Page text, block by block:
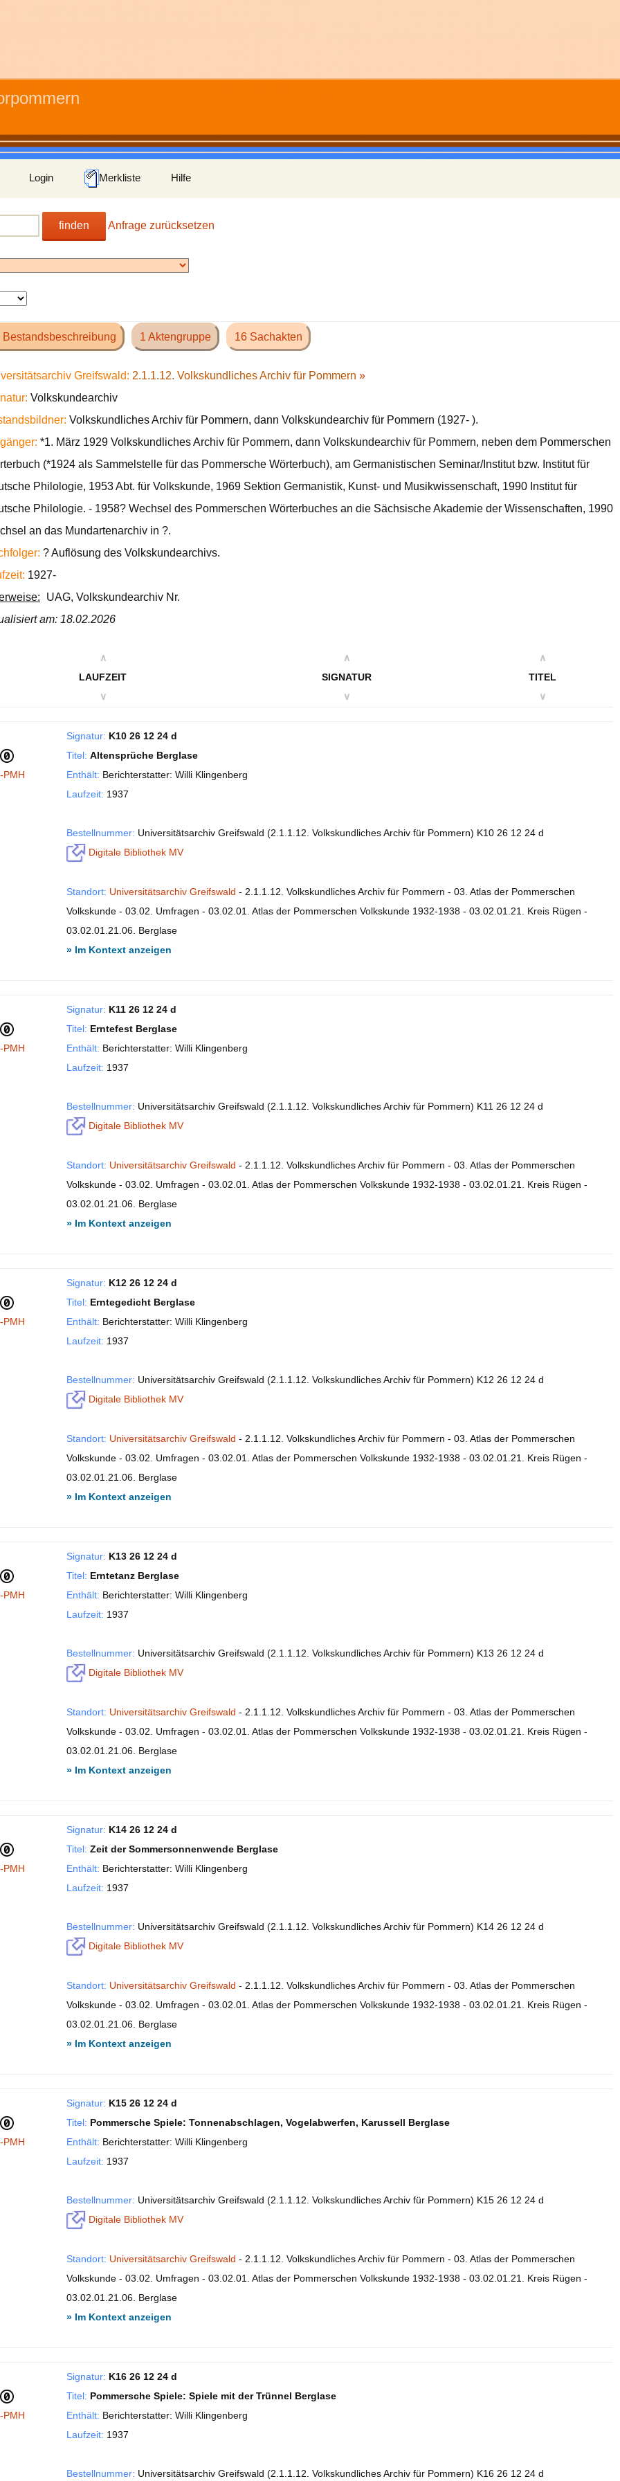
Login Merkliste Hilfe
finden Anfrage zurücksetzen
Bestandsbeschreibung 1 Aktengruppe 16 Sachakten
Greifswald: 2.1.1.12. Volkskundliches Archiv für Pommern »
Volkskundearchiv
Volkskundliches Archiv für Pommern, dann Volkskundearchiv für Pommern (1927- ).
*1. März 1929 Volkskundliches Archiv für Pommern, dann Volkskundearchiv für Pommern, neben dem Pommerschen
(*1924 als Sammelstelle für das Pommersche Wörterbuch), am Germanistischen Seminar/Institut bzw. Institut für
Philologie, 1953 Abt. für Volkskunde, 1969 Sektion Germanistik, Kunst- und Musikwissenschaft, 1990 Institut für
Philologie. - 1958? Wechsel des Pommerschen Wörterbuches an die Sächsische Akademie der Wissenschaften, 1990
an das Mundartenarchiv in ?.
? Auflösung des Volkskundearchivs.
1927-
UAG, Volkskundearchiv Nr.
am: 18.02.2026
∧
LAUFZEIT
∨
∧
SIGNATUR
∨
∧
TITEL
∨
PMH
Signatur: K10 26 12 24 d
Titel: Altensprüche Berglase
Enthält: Berichterstatter: Willi Klingenberg
Laufzeit: 1937
Bestellnummer: Universitätsarchiv Greifswald (2.1.1.12. Volkskundliches Archiv für Pommern) K10 26 12 24 d
Digitale Bibliothek MV
Standort: Universitätsarchiv Greifswald - 2.1.1.12. Volkskundliches Archiv für Pommern - 03. Atlas der Pommerschen
Volkskunde - 03.02. Umfragen - 03.02.01. Atlas der Pommerschen Volkskunde 1932-1938 - 03.02.01.21. Kreis Rügen -
03.02.01.21.06. Berglase
» Im Kontext anzeigen
PMH
Signatur: K11 26 12 24 d
Titel: Erntefest Berglase
Enthält: Berichterstatter: Willi Klingenberg
Laufzeit: 1937
Bestellnummer: Universitätsarchiv Greifswald (2.1.1.12. Volkskundliches Archiv für Pommern) K11 26 12 24 d
Digitale Bibliothek MV
Standort: Universitätsarchiv Greifswald - 2.1.1.12. Volkskundliches Archiv für Pommern - 03. Atlas der Pommerschen
Volkskunde - 03.02. Umfragen - 03.02.01. Atlas der Pommerschen Volkskunde 1932-1938 - 03.02.01.21. Kreis Rügen -
03.02.01.21.06. Berglase
» Im Kontext anzeigen
PMH
Signatur: K12 26 12 24 d
Titel: Erntegedicht Berglase
Enthält: Berichterstatter: Willi Klingenberg
Laufzeit: 1937
Bestellnummer: Universitätsarchiv Greifswald (2.1.1.12. Volkskundliches Archiv für Pommern) K12 26 12 24 d
Digitale Bibliothek MV
Standort: Universitätsarchiv Greifswald - 2.1.1.12. Volkskundliches Archiv für Pommern - 03. Atlas der Pommerschen
Volkskunde - 03.02. Umfragen - 03.02.01. Atlas der Pommerschen Volkskunde 1932-1938 - 03.02.01.21. Kreis Rügen -
03.02.01.21.06. Berglase
» Im Kontext anzeigen
PMH
Signatur: K13 26 12 24 d
Titel: Erntetanz Berglase
Enthält: Berichterstatter: Willi Klingenberg
Laufzeit: 1937
Bestellnummer: Universitätsarchiv Greifswald (2.1.1.12. Volkskundliches Archiv für Pommern) K13 26 12 24 d
Digitale Bibliothek MV
Standort: Universitätsarchiv Greifswald - 2.1.1.12. Volkskundliches Archiv für Pommern - 03. Atlas der Pommerschen
Volkskunde - 03.02. Umfragen - 03.02.01. Atlas der Pommerschen Volkskunde 1932-1938 - 03.02.01.21. Kreis Rügen -
03.02.01.21.06. Berglase
» Im Kontext anzeigen
PMH
Signatur: K14 26 12 24 d
Titel: Zeit der Sommersonnenwende Berglase
Enthält: Berichterstatter: Willi Klingenberg
Laufzeit: 1937
Bestellnummer: Universitätsarchiv Greifswald (2.1.1.12. Volkskundliches Archiv für Pommern) K14 26 12 24 d
Digitale Bibliothek MV
Standort: Universitätsarchiv Greifswald - 2.1.1.12. Volkskundliches Archiv für Pommern - 03. Atlas der Pommerschen
Volkskunde - 03.02. Umfragen - 03.02.01. Atlas der Pommerschen Volkskunde 1932-1938 - 03.02.01.21. Kreis Rügen -
03.02.01.21.06. Berglase
» Im Kontext anzeigen
PMH
Signatur: K15 26 12 24 d
Titel: Pommersche Spiele: Tonnenabschlagen, Vogelabwerfen, Karussell Berglase
Enthält: Berichterstatter: Willi Klingenberg
Laufzeit: 1937
Bestellnummer: Universitätsarchiv Greifswald (2.1.1.12. Volkskundliches Archiv für Pommern) K15 26 12 24 d
Digitale Bibliothek MV
Standort: Universitätsarchiv Greifswald - 2.1.1.12. Volkskundliches Archiv für Pommern - 03. Atlas der Pommerschen
Volkskunde - 03.02. Umfragen - 03.02.01. Atlas der Pommerschen Volkskunde 1932-1938 - 03.02.01.21. Kreis Rügen -
03.02.01.21.06. Berglase
» Im Kontext anzeigen
PMH
Signatur: K16 26 12 24 d
Titel: Pommersche Spiele: Spiele mit der Trünnel Berglase
Enthält: Berichterstatter: Willi Klingenberg
Laufzeit: 1937
Bestellnummer: Universitätsarchiv Greifswald (2.1.1.12. Volkskundliches Archiv für Pommern) K16 26 12 24 d